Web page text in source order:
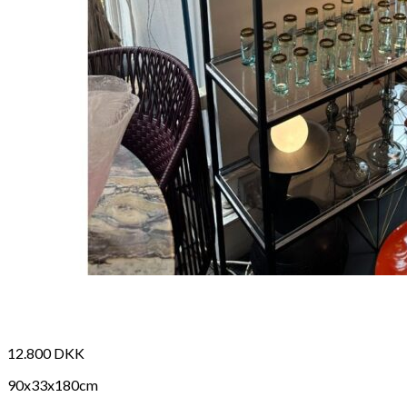
Tilføj til kurv
Se kurv Kasse
12.800DKK
90x33x180cm